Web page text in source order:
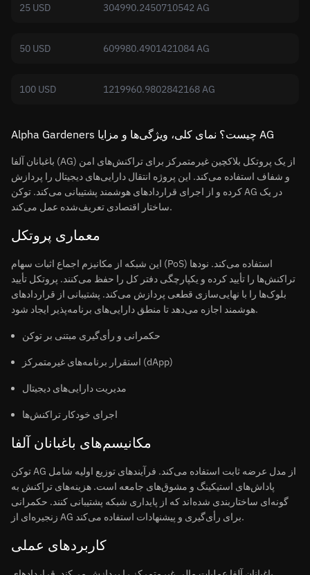
25 USD 304990.2450710542 AG
50 USD 609980.4901421084 AG
100 USD 1219960.9802842168 AG
‏Alpha Gardeners چیست؟ نمای کلی، ویژگی‌ها و مزایا AG
باغبانان آلفا (AG) از یک پروتکل بلاکچین غیرمتمرکز برای تراکنش‌های امن
و شفاف استفاده می‌کند. این پروژه انتقال دارایی‌های دیجیتال را پردازش
کرده و از اجرای قراردادهای هوشمند پشتیبانی می‌کند. توکن AG در یک
ساختار اقتصادی تعریف‌شده عمل می‌کند.
معماری پروتکل
این شبکه از مکانیزم اجماع اثبات سهام (PoS) استفاده می‌کند. نودها
تراکنش‌ها را تأیید کرده و یکپارچگی دفتر کل را حفظ می‌کنند. پروتکل تأیید
بلوک‌ها را با نهایی‌سازی قطعی پردازش می‌کند. پشتیبانی از قراردادهای
هوشمند اجازه می‌دهد تا منطق دارایی‌های برنامه‌پذیر ایجاد شود.
حکمرانی و رأی‌گیری مبتنی بر توکن
استقرار برنامه‌های غیرمتمرکز (dApp)
مدیریت دارایی‌های دیجیتال
اجرای خودکار تراکنش‌ها
مکانیسم‌های باغبانان آلفا
توکن AG از مدل عرضه ثابت استفاده می‌کند. فرآیندهای توزیع اولیه شامل
پاداش‌های استیکینگ و مشوق‌های جامعه است. هزینه‌های تراکنش به
گونه‌ای ساختاربندی شده‌اند که از پایداری شبکه پشتیبانی کنند. حکمرانی
زنجیره‌ای از AG برای رأی‌گیری و پیشنهادات استفاده می‌کند.
کاربردهای عملی